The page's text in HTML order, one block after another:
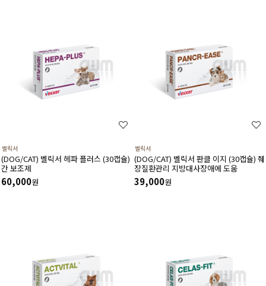
벨릭서
(DOG/CAT) 벨릭서 헤파 플러스 (30캡슐)
간 보조제
60,000원
벨릭서
(DOG/CAT) 벨릭서 판클 이지 (30캡슐) 췌
장질환관리 지방대사장애에 도움
39,000원